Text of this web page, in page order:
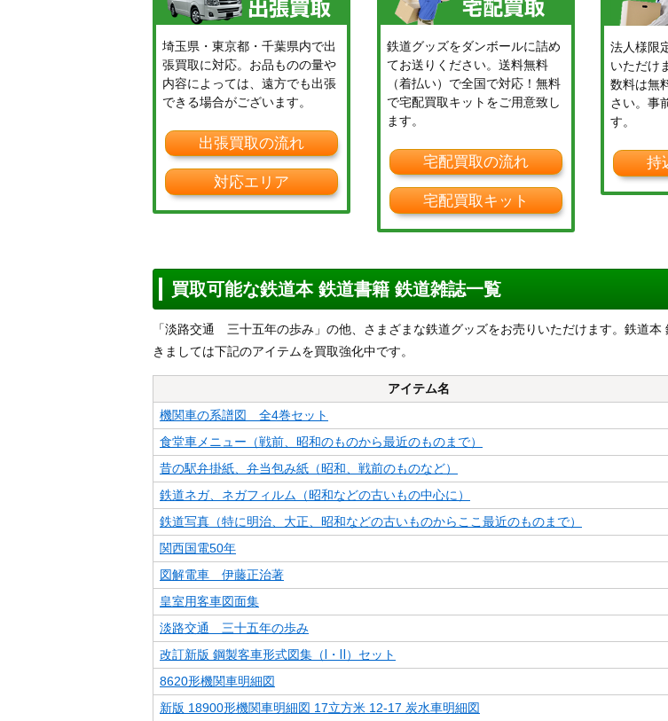
埼玉県・東京都・千葉県内で出
張買取に対応。お品ものの量や
内容によっては、遠方でも出張
できる場合がございます。
出張買取の流れ
対応エリア
鉄道グッズをダンボールに詰め
てお送りください。送料無料
（着払い）で全国で対応！無料
で宅配買取キットをご用意致し
ます。
宅配買取の流れ
宅配買取キット
法人様限
いただけ
数料は無
さい。事
す。
持
買取可能な鉄道本 鉄道書籍 鉄道雑誌一覧
「淡路交通 三十五年の歩み」の他、さまざまな鉄道グッズをお売りいただけます。鉄道本
きましては下記のアイテムを買取強化中です。
アイテム名
機関車の系譜図 全4巻セット
食堂車メニュー（戦前、昭和のものから最近のものまで）
昔の駅弁掛紙、弁当包み紙（昭和、戦前のものなど）
鉄道ネガ、ネガフィルム（昭和などの古いもの中心に）
鉄道写真（特に明治、大正、昭和などの古いものからここ最近のものまで）
関西国電50年
図解電車 伊藤正治著
皇室用客車図面集
淡路交通 三十五年の歩み
改訂新版 鋼製客車形式図集（Ⅰ・Ⅱ）セット
8620形機関車明細図
新版 18900形機関車明細図 17立方米 12-17 炭水車明細図